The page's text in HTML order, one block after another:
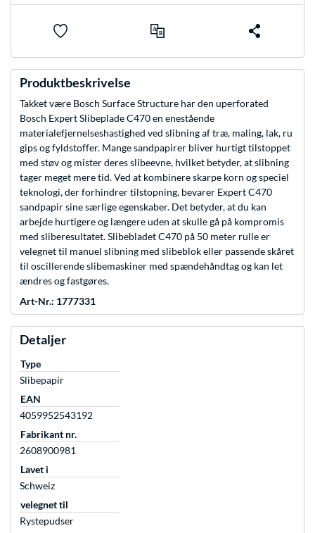
Produktbeskrivelse
Takket være Bosch Surface Structure har den uperforated
Bosch Expert Slibeplade C470 en enestående
materialefjernelseshastighed ved slibning af træ, maling, lak, ru
gips og fyldstoffer. Mange sandpapirer bliver hurtigt tilstoppet
med støv og mister deres slibeevne, hvilket betyder, at slibning
tager meget mere tid. Ved at kombinere skarpe korn og speciel
teknologi, der forhindrer tilstopning, bevarer Expert C470
sandpapir sine særlige egenskaber. Det betyder, at du kan
arbejde hurtigere og længere uden at skulle gå på kompromis
med sliberesultatet. Slibebladet C470 på 50 meter rulle er
velegnet til manuel slibning med slibeblok eller passende skåret
til oscillerende slibemaskiner med spændehåndtag og kan let
ændres og fastgøres.
Art-Nr.: 1777331
Detaljer
Type
Slibepapir
EAN
4059952543192
Fabrikant nr.
2608900981
Lavet i
Schweiz
velegnet til
Rystepudser